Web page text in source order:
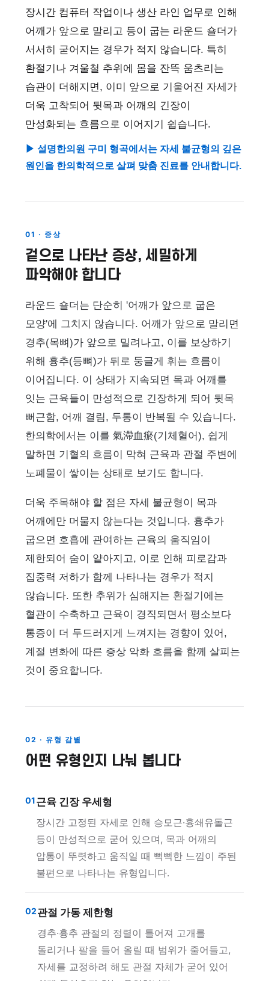
장시간 컴퓨터 작업이나 생산 라인 업무로 인해
어깨가 앞으로 말리고 등이 굽는 라운드 숄더가
서서히 굳어지는 경우가 적지 않습니다. 특히
환절기나 겨울철 추위에 몸을 잔뜩 움츠리는
습관이 더해지면, 이미 앞으로 기울어진 자세가
더욱 고착되어 뒷목과 어깨의 긴장이
만성화되는 흐름으로 이어지기 쉽습니다.
▶ 설명한의원 구미 형곡에서는 자세 불균형의 깊은
원인을 한의학적으로 살펴 맞춤 진료를 안내합니다.
01 · 증상
겉으로 나타난 증상, 세밀하게
파악해야 합니다
라운드 숄더는 단순히 '어깨가 앞으로 굽은
모양'에 그치지 않습니다. 어깨가 앞으로 말리면
경추(목뼈)가 앞으로 밀려나고, 이를 보상하기
위해 흉추(등뼈)가 뒤로 둥글게 휘는 흐름이
이어집니다. 이 상태가 지속되면 목과 어깨를
잇는 근육들이 만성적으로 긴장하게 되어 뒷목
뻐근함, 어깨 결림, 두통이 반복될 수 있습니다.
한의학에서는 이를 氣滯血瘀(기체혈어), 쉽게
말하면 기혈의 흐름이 막혀 근육과 관절 주변에
노폐물이 쌓이는 상태로 보기도 합니다.
더욱 주목해야 할 점은 자세 불균형이 목과
어깨에만 머물지 않는다는 것입니다. 흉추가
굽으면 호흡에 관여하는 근육의 움직임이
제한되어 숨이 얕아지고, 이로 인해 피로감과
집중력 저하가 함께 나타나는 경우가 적지
않습니다. 또한 추위가 심해지는 환절기에는
혈관이 수축하고 근육이 경직되면서 평소보다
통증이 더 두드러지게 느껴지는 경향이 있어,
계절 변화에 따른 증상 악화 흐름을 함께 살피는
것이 중요합니다.
02 · 유형 감별
어떤 유형인지 나눠 봅니다
01근육 긴장 우세형
장시간 고정된 자세로 인해 승모근·흉쇄유돌근
등이 만성적으로 굳어 있으며, 목과 어깨의
압통이 뚜렷하고 움직일 때 뻑뻑한 느낌이 주된
불편으로 나타나는 유형입니다.
02관절 가동 제한형
경추·흉추 관절의 정렬이 틀어져 고개를
돌리거나 팔을 들어 올릴 때 범위가 줄어들고,
자세를 교정하려 해도 관절 자체가 굳어 있어